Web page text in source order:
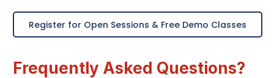
Register for Open Sessions & Free Demo Classes
Frequently Asked Questions?